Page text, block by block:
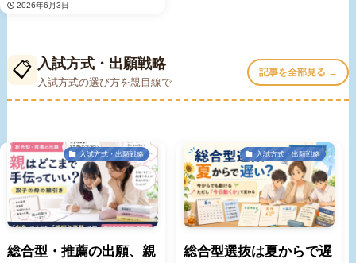
2026年6月3日
📋 入試方式・出願戦略
入試方式の選び方を親目線で
記事を全部見る →
入試方式・出願戦略
総合型・推薦の出願、親
入試方式・出願戦略
総合型選抜は夏からで遅